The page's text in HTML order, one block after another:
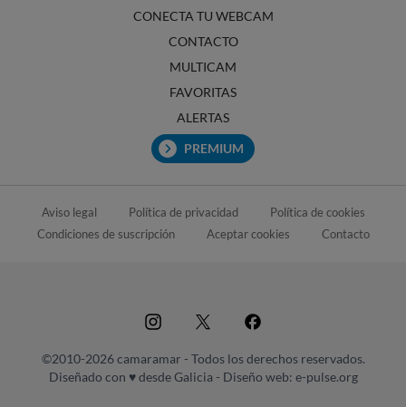
CONECTA TU WEBCAM
CONTACTO
MULTICAM
FAVORITAS
ALERTAS
PREMIUM
Aviso legal Política de privacidad
Política de cookies
Condiciones de suscripción
Aceptar cookies Contacto
©2010-2026 camaramar - Todos los derechos reservados.
Diseñado con ♥ desde Galicia - Diseño web: e-pulse.org